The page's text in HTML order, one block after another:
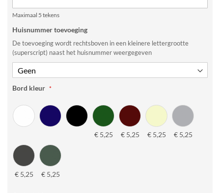
Maximaal 5 tekens
Huisnummer toevoeging
De toevoeging wordt rechtsboven in een kleinere lettergrootte
(superscript) naast het huisnummer weergegeven
Bord kleur
€ 5,25 € 5,25 € 5,25 € 5,25
€ 5,25 € 5,25